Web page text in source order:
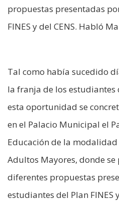
propuestas presentadas
FINES y del CENS. Habló
Tal como había sucedido
la franja de los estudiantes
esta oportunidad se
en el Palacio Municipal el
Educación de la modalidad
Adultos Mayores, donde
diferentes propuestas
estudiantes del Plan FINES